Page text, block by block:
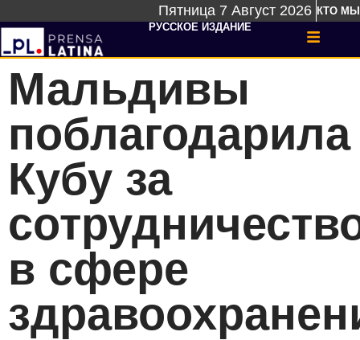
Пятница 7 Август 2026 КТО МЫ
РУССКОЕ ИЗДАНИЕ
Мальдивы
поблагодарила
Кубу за
в сфере